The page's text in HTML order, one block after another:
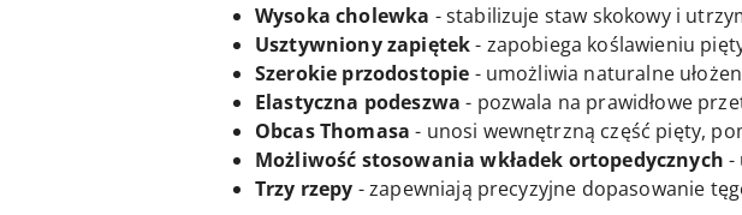
Wysoka cholewka - stabilizuje staw skokowy i
Usztywniony zapiętek- zapobiega koślawieniu
Szerokie przodostopie - umożliwia naturalne
Elastyczna podeszwa - pozwala na prawidłowe
Obcas Thomasa - unosi wewnętrzną część pięty,
Możliwość stosowania wkładek ortopedycznych -
Trzy rzepy - zapewniają precyzyjne dopasowanie